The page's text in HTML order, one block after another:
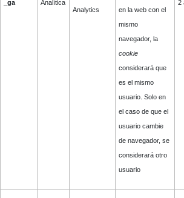
_ga Analítica
Analytics
en la web con el
mismo
navegador, la
cookie
considerará que
es el mismo
usuario. Solo en
el caso de que el
usuario cambie
de navegador, se
considerará otro
usuario
2